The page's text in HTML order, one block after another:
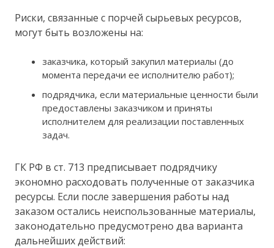
Риски, связанные с порчей сырьевых ресурсов,
могут быть возложены на:
заказчика, который закупил материалы (до
момента передачи ее исполнителю работ);
подрядчика, если материальные ценности были
предоставлены заказчиком и приняты
исполнителем для реализации поставленных
задач.
ГК РФ в ст. 713 предписывает подрядчику
экономно расходовать полученные от заказчика
ресурсы. Если после завершения работы над
заказом остались неиспользованные материалы,
законодательно предусмотрено два варианта
дальнейших действий: